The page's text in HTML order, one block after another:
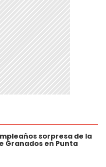
sorpresa de la
Granados en Punta